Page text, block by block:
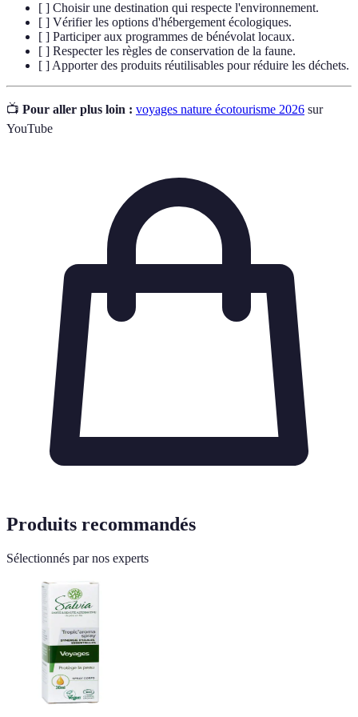
[ ] Choisir une destination qui respecte l'environnement.
[ ] Vérifier les options d'hébergement écologiques.
[ ] Participer aux programmes de bénévolat locaux.
[ ] Respecter les règles de conservation de la faune.
[ ] Apporter des produits réutilisables pour réduire les déchets.
📺 Pour aller plus loin : voyages nature écotourisme 2026 sur
YouTube
Produits recommandés
Sélectionnés par nos experts